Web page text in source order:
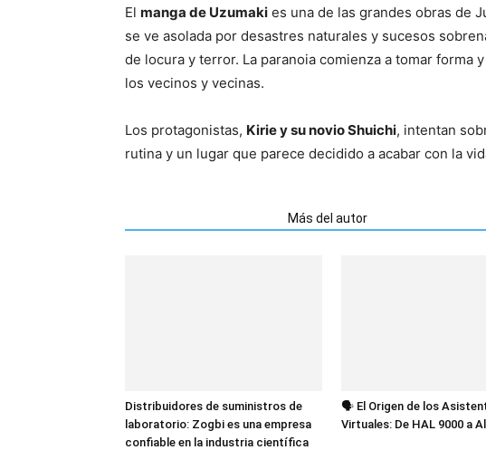
El manga de Uzumaki es una de las grandes obras de
se ve asolada por desastres naturales y sucesos
de locura y terror. La paranoia comienza a tomar forma
los vecinos y vecinas.
Los protagonistas, Kirie y su novio Shuichi, intentan
rutina y un lugar que parece decidido a acabar con la
Más del autor
Distribuidores de suministros de
laboratorio: Zogbi es una empresa
confiable en la industria científica
🗣️ El Origen de los
Virtuales: De HAL 9000 a